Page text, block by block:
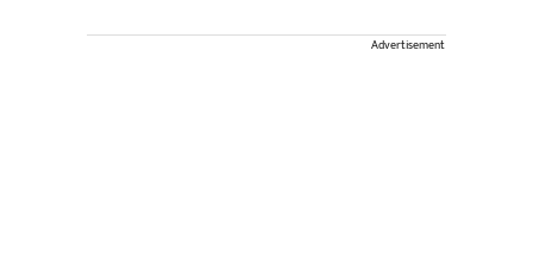
Advertisement